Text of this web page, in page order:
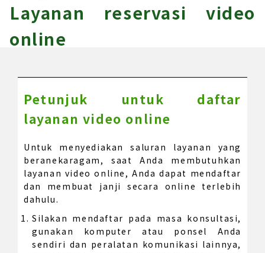
Layanan reservasi video
online
Petunjuk untuk daftar
layanan video online
Untuk menyediakan saluran layanan yang
beranekaragam, saat Anda membutuhkan
layanan video online, Anda dapat mendaftar
dan membuat janji secara online terlebih
dahulu.
Silakan mendaftar pada masa konsultasi,
gunakan komputer atau ponsel Anda
sendiri dan peralatan komunikasi lainnya,